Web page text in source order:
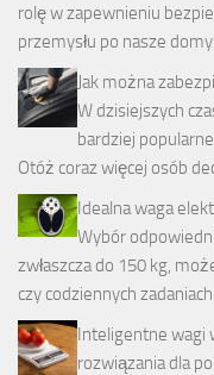
rolę w zapewnieniu
przemysłu po nasze
Jak można
W dzisiejszych
bardziej
Otóż coraz więcej osób
Idealna waga
Wybór
zwłaszcza do 150 kg,
czy codziennych
Inteligentne wagi
rozwiązania dla